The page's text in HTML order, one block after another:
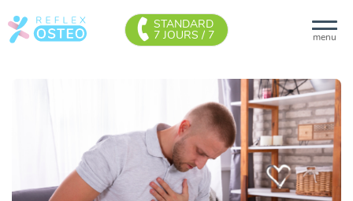
menu
STANDARD
7 JOURS / 7